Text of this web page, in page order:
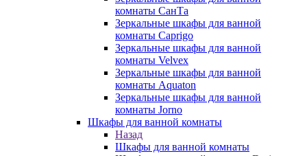
комнаты СанТа
Зеркальные шкафы для ванной
комнаты Caprigo
Зеркальные шкафы для ванной
комнаты Velvex
Зеркальные шкафы для ванной
комнаты Aquaton
Зеркальные шкафы для ванной
комнаты Jorno
Шкафы для ванной комнаты
Назад
Шкафы для ванной комнаты